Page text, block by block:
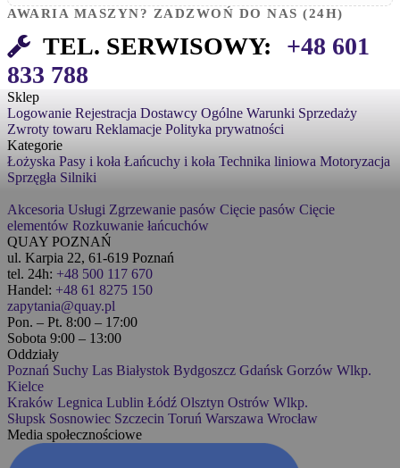
AWARIA MASZYN? ZADZWOŃ DO NAS (24H)
TEL. SERWISOWY:
+48 601
833 788
Sklep
Logowanie Rejestracja Dostawcy Ogólne Warunki Sprzedaży
Zwroty towaru Reklamacje Polityka prywatności
Kategorie
Łożyska Pasy i koła Łańcuchy i koła Technika liniowa Motoryzacja
Sprzęgła Silniki
Akcesoria Usługi Zgrzewanie pasów Cięcie pasów Cięcie
elementów Rozkuwanie łańcuchów
QUAY POZNAŃ
ul. Karpia 22, 61-619 Poznań
tel. 24h: +48 500 117 670
Handel: +48 61 8275 150
zapytania@quay.pl
Pon. – Pt. 8:00 – 17:00
Sobota 9:00 – 13:00
Oddziały
Poznań Suchy Las Białystok Bydgoszcz Gdańsk Gorzów Wlkp.
Kielce
Kraków Legnica Lublin Łódź Olsztyn Ostrów Wlkp.
Słupsk Sosnowiec Szczecin Toruń Warszawa Wrocław
Media społecznościowe